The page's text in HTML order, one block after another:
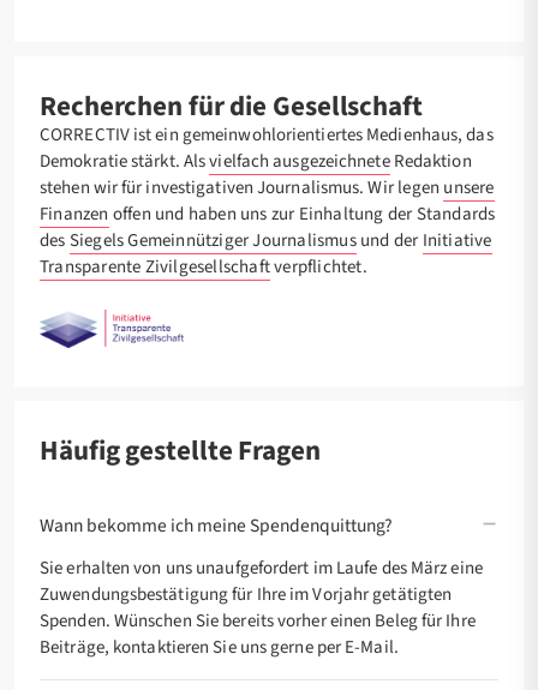
Recherchen für die Gesellschaft
CORRECTIV ist ein gemeinwohlorientiertes Medienhaus, das
Demokratie stärkt. Alsvielfach ausgezeichneteRedaktion
stehen wir für investigativen Journalismus.Wir legen unsere
Finanzen offen und haben uns zur Einhaltung der Standards
desSiegels Gemeinnütziger Journalismusund der Initiative
Transparente Zivilgesellschaftverpflichtet.
Häufig gestellte Fragen
Wann bekomme ich meine Spendenquittung?
Sie erhalten von uns unaufgefordert im Laufe des März eine
Zuwendungsbestätigung für Ihre im Vorjahr getätigten
Spenden. Wünschen Sie bereits vorher einen Beleg für Ihre
Beiträge, kontaktieren Sie uns gerne per E-Mail.